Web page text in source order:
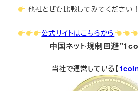
他社とぜひ比較してみてください！
公式サイトはこちらから
中国ネット規制回避
当社で運営している【